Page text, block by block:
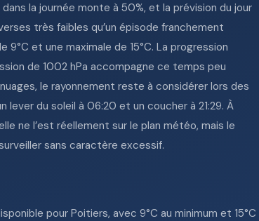
la journée monte à 50%, et la prévision du jour
très faibles qu’un épisode franchement
et une maximale de 15°C. La progression
de 1002 hPa accompagne ce temps peu
le rayonnement reste à considérer lors des
lever du soleil à 06:20 et un coucher à 21:29. À
ne l’est réellement sur le plan météo, mais le
sans caractère excessif.
pour Poitiers, avec 9°C au minimum et 15°C